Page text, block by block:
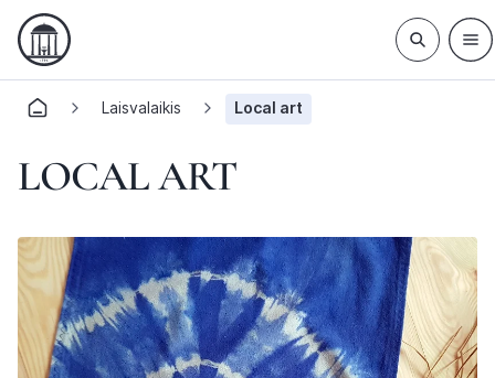
Laisvalaikis Local art
LOCAL ART